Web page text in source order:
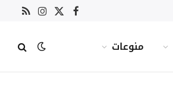
فيسبوك
X الانستغرام
RSS
منوعات